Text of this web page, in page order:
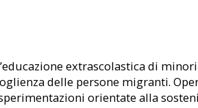
extrascolastica di
delle persone migranti.
orientate alla